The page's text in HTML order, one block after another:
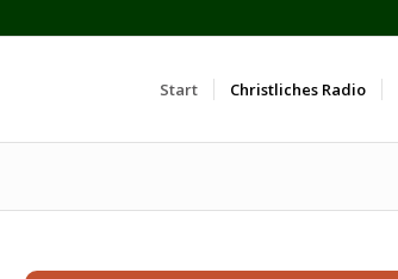
Start Сhristliches Radio